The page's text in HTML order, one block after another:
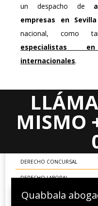
un despacho de
empresas en Sevilla
nacional, como
especialistas
internacionales.
Areas Jurídicas
DERECHO CIVIL
DERECHO CONCURSAL
DERECHO LABORAL
DERECHO ADMINISTRATIVO
MISMO
Quabbala